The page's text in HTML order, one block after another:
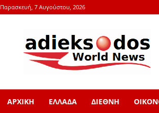
Παρασκευή, 7 Αυγούστου, 2026
adieksodos.gr
ΑΡΧΙΚΗ ΕΛΛΑΔΑ ΔΙΕΘΝΗ